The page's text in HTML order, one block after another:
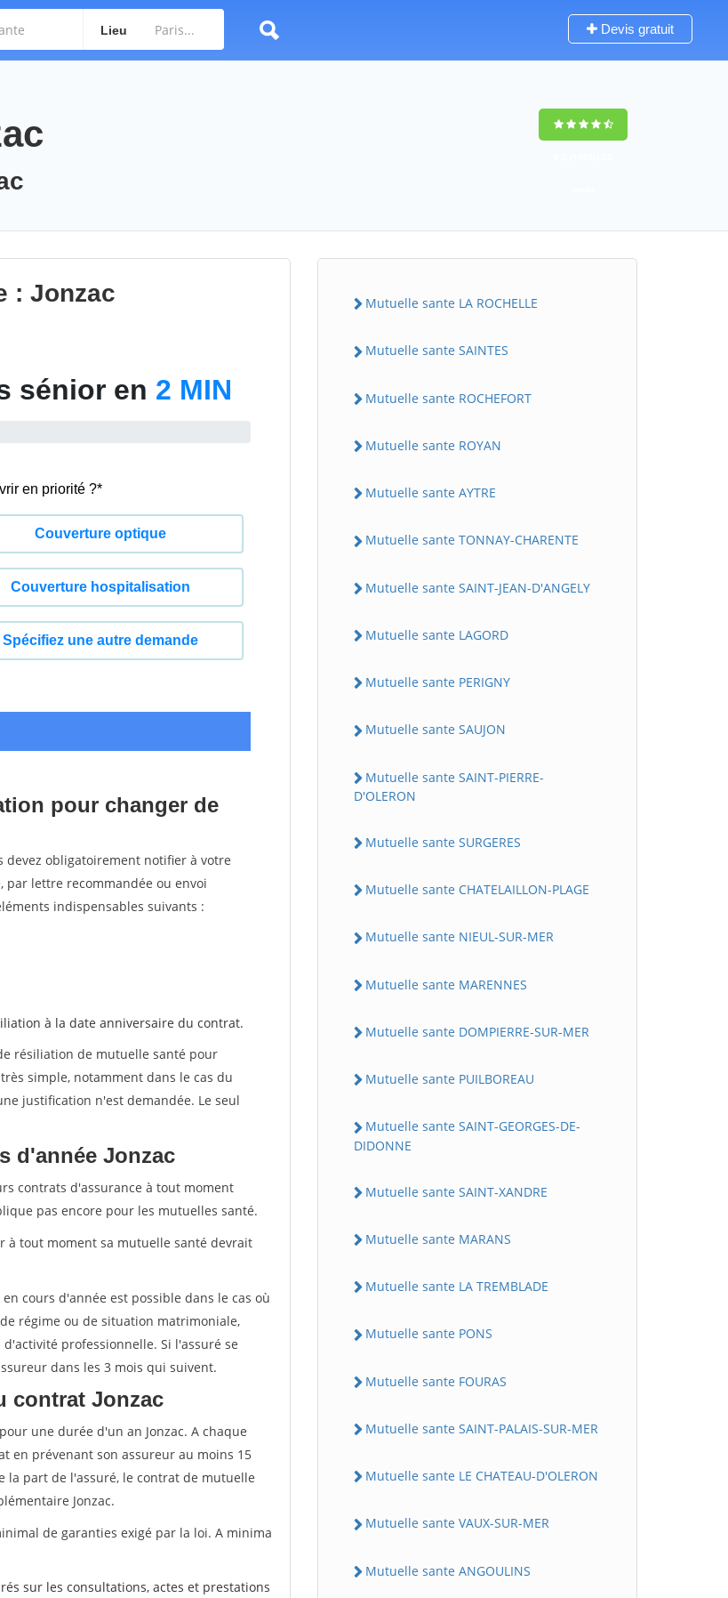
Lieu Devis gratuit
: Jonzac
pour changer de
devez obligatoirement notifier à votre
lettre recommandée ou envoi
indispensables suivants :
à la date anniversaire du contrat.
résiliation de mutuelle santé pour
simple, notamment dans le cas du
justification n'est demandée. Le seul
d'année Jonzac
contrats d'assurance à tout moment
pas encore pour les mutuelles santé.
à tout moment sa mutuelle santé devrait
cours d'année est possible dans le cas où
régime ou de situation matrimoniale,
professionnelle. Si l'assuré se
dans les 3 mois qui suivent.
contrat Jonzac
une durée d'un an Jonzac. A chaque
en prévenant son assureur au moins 15
la part de l'assuré, le contrat de mutuelle
Jonzac.
de garanties exigé par la loi. A minima
sur les consultations, actes et prestations
Mutuelle sante LA ROCHELLE
Mutuelle sante SAINTES
Mutuelle sante ROCHEFORT
Mutuelle sante ROYAN
Mutuelle sante AYTRE
Mutuelle sante TONNAY-CHARENTE
Mutuelle sante SAINT-JEAN-D'ANGELY
Mutuelle sante LAGORD
Mutuelle sante PERIGNY
Mutuelle sante SAUJON
Mutuelle sante SAINT-PIERRE-
D'OLERON
Mutuelle sante SURGERES
Mutuelle sante CHATELAILLON-PLAGE
Mutuelle sante NIEUL-SUR-MER
Mutuelle sante MARENNES
Mutuelle sante DOMPIERRE-SUR-MER
Mutuelle sante PUILBOREAU
Mutuelle sante SAINT-GEORGES-DE-
DIDONNE
Mutuelle sante SAINT-XANDRE
Mutuelle sante MARANS
Mutuelle sante LA TREMBLADE
Mutuelle sante PONS
Mutuelle sante FOURAS
Mutuelle sante SAINT-PALAIS-SUR-MER
Mutuelle sante LE CHATEAU-D'OLERON
Mutuelle sante VAUX-SUR-MER
Mutuelle sante ANGOULINS